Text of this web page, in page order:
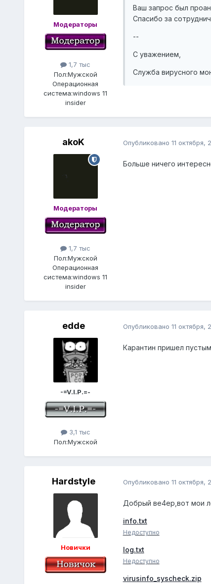
Модераторы
1,7 тыс
Пол:Мужской
Операционная
система:windows 11
insider
Ваш запрос был
Спасибо за
--
С уважением,
Служба вирусного
akoK
Модераторы
1,7 тыс
Пол:Мужской
Операционная
система:windows 11
insider
Опубликовано 11 октября,
Больше ничего
edde
-=V.I.P.=-
3,1 тыс
Пол:Мужской
Опубликовано 11 октября,
Карантин пришел
Hardstyle
Новички
Опубликовано 11 октября,
Добрый ве4ер,вот мои
info.txt
Недоступно
log.txt
Недоступно
virusinfo_syscheck.zip